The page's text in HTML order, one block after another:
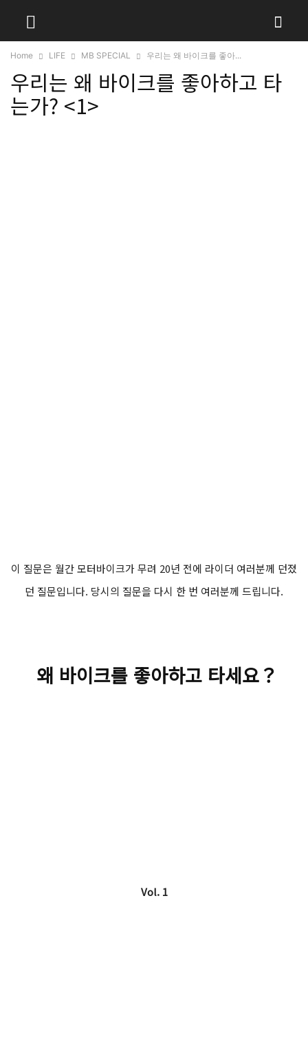
Home LIFE MB SPECIAL 우리는 왜 바이크를 좋아...
우리는 왜 바이크를 좋아하고 타
는가? <1>
이 질문은 월간 모터바이크가 무려 20년 전에 라이더 여러분께 던졌
던 질문입니다. 당시의 질문을 다시 한 번 여러분께 드립니다.
왜 바이크를 좋아하고 타세요？
Vol. 1